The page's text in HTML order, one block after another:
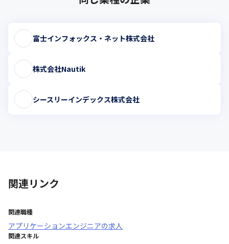
富士インフォックス・ネット株式会社
株式会社Nautik
シースリーインデックス株式会社
関連リンク
関連職種
アプリケーションエンジニアの求人
関連スキル